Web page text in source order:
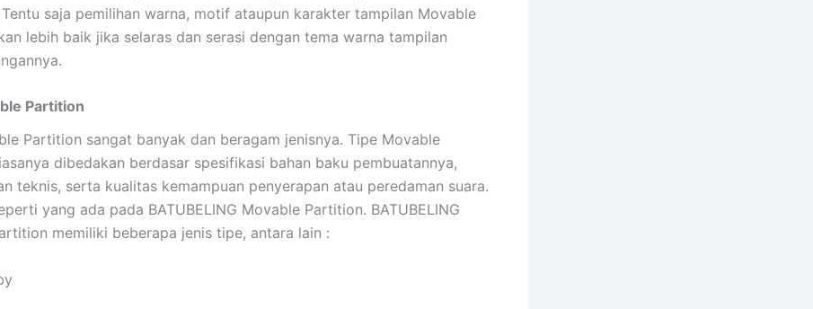
saja pemilihan warna, motif ataupun karakter tampilan Movable
lebih baik jika selaras dan serasi dengan tema warna tampilan
Partition
Partition sangat banyak dan beragam jenisnya. Tipe Movable
dibedakan berdasar spesifikasi bahan baku pembuatannya,
teknis, serta kualitas kemampuan penyerapan atau peredaman suara.
yang ada pada BATUBELING Movable Partition. BATUBELING
memiliki beberapa jenis tipe, antara lain :